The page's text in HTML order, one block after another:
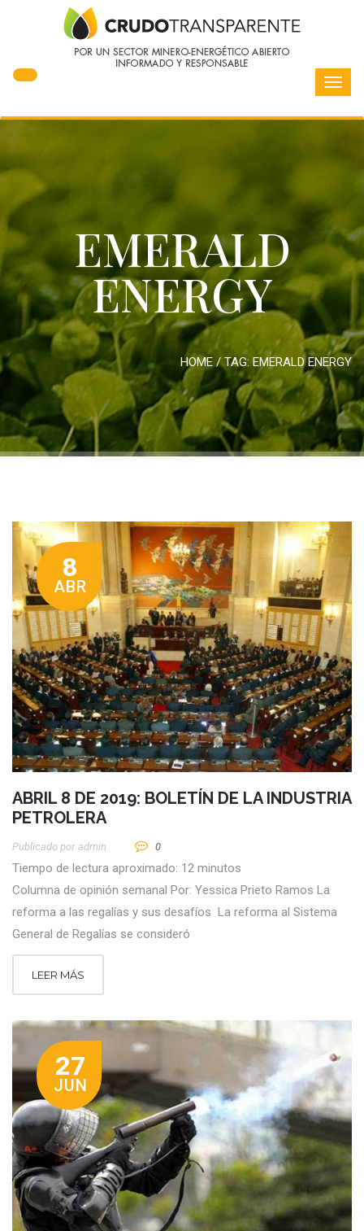
EMERALD
ENERGY
HOME / TAG: EMERALD ENERGY
8
ABR
ABRIL 8 DE 2019: BOLETÍN DE LA INDUSTRIA
PETROLERA
Publicado por Admin 0
Tiempo de lectura aproximado: 12 minutos
Columna de opinión semanal Por: Yessica Prieto Ramos La
reforma a las regalías y sus desafíos La reforma al Sistema
General de Regalías se consideró
LEER MÁS
27
JUN